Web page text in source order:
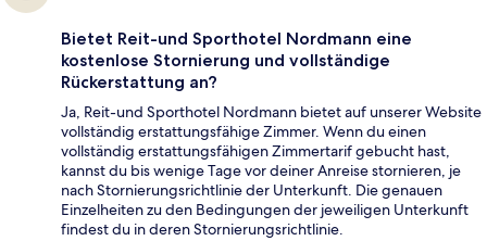
Bietet Reit-und Sporthotel Nordmann eine
kostenlose Stornierung und vollständige
Rückerstattung an?
Ja, Reit-und Sporthotel Nordmann bietet auf unserer Website
vollständig erstattungsfähige Zimmer. Wenn du einen
vollständig erstattungsfähigen Zimmertarif gebucht hast,
kannst du bis wenige Tage vor deiner Anreise stornieren, je
nach Stornierungsrichtlinie der Unterkunft. Die genauen
Einzelheiten zu den Bedingungen der jeweiligen Unterkunft
findest du in deren Stornierungsrichtlinie.